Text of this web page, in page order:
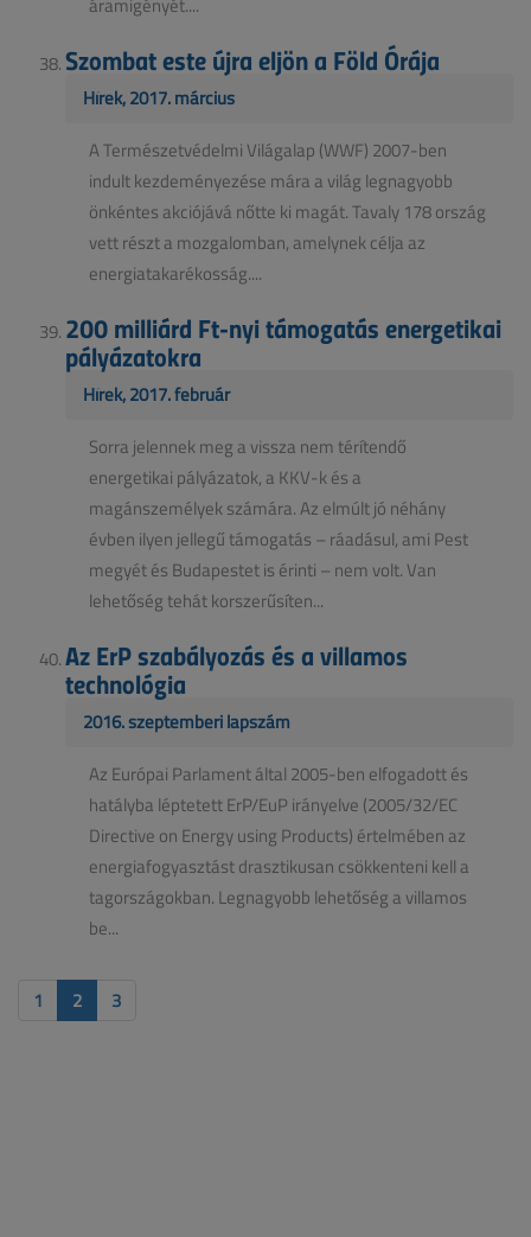
áramigényét....
Szombat este újra eljön a Föld Órája
Hírek, 2017. március
A Természetvédelmi Világalap (WWF) 2007-ben
indult kezdeményezése mára a világ legnagyobb
önkéntes akciójává nőtte ki magát. Tavaly 178 ország
vett részt a mozgalomban, amelynek célja az
energiatakarékosság....
200 milliárd Ft-nyi támogatás energetikai
pályázatokra
Hírek, 2017. február
Sorra jelennek meg a vissza nem térítendő
energetikai pályázatok, a KKV-k és a
magánszemélyek számára. Az elmúlt jó néhány
évben ilyen jellegű támogatás – ráadásul, ami Pest
megyét és Budapestet is érinti – nem volt. Van
lehetőség tehát korszerűsíten...
Az ErP szabályozás és a villamos
technológia
2016. szeptemberi lapszám
Az Európai Parlament által 2005-ben elfogadott és
hatályba léptetett ErP/EuP irányelve (2005/32/EC
Directive on Energy using Products) értelmében az
energiafogyasztást drasztikusan csökkenteni kell a
tagországokban. Legnagyobb lehetőség a villamos
be...
1 2 3